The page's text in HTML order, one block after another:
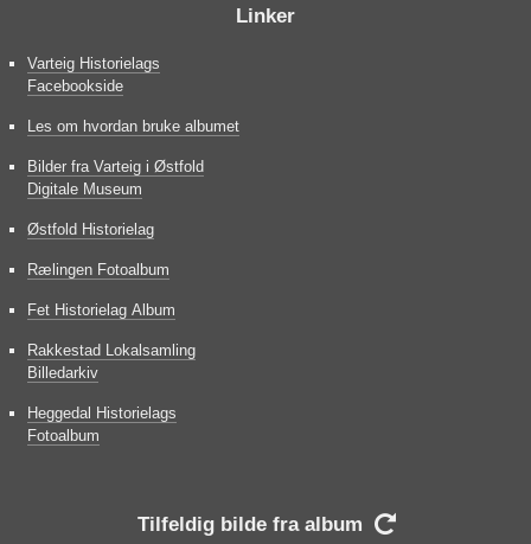
Linker
Varteig Historielags
Facebookside
Les om hvordan bruke albumet
Bilder fra Varteig i Østfold
Digitale Museum
Østfold Historielag
Rælingen Fotoalbum
Fet Historielag Album
Rakkestad Lokalsamling
Billedarkiv
Heggedal Historielags
Fotoalbum
Tilfeldig bilde fra album 